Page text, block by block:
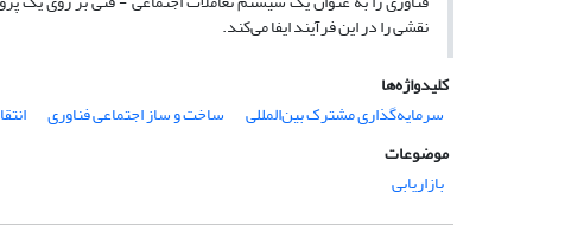
نقشی را در این فرآیند ایفا می‌کند.
کلیدواژه‌ها
سرمایه‌گذاری مشترک بین‌المللی
ساخت و ساز اجتماعی فناوری
موضوعات
بازاریابی